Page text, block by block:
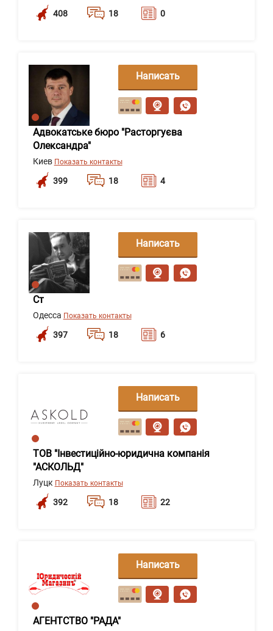
408 18 0
Адвокатське бюро "Расторгуєва
Олександра"
Киев Показать контакты
399 18 4
Написать
сообщение
Ст
Одесса Показать контакты
397 18 6
Написать
сообщение
ТОВ "Інвестиційно-юридична компанія
"АСКОЛЬД"
Луцк Показать контакты
392 18 22
Написать
сообщение
АГЕНТСТВО "РАДА"
Написать
сообщение